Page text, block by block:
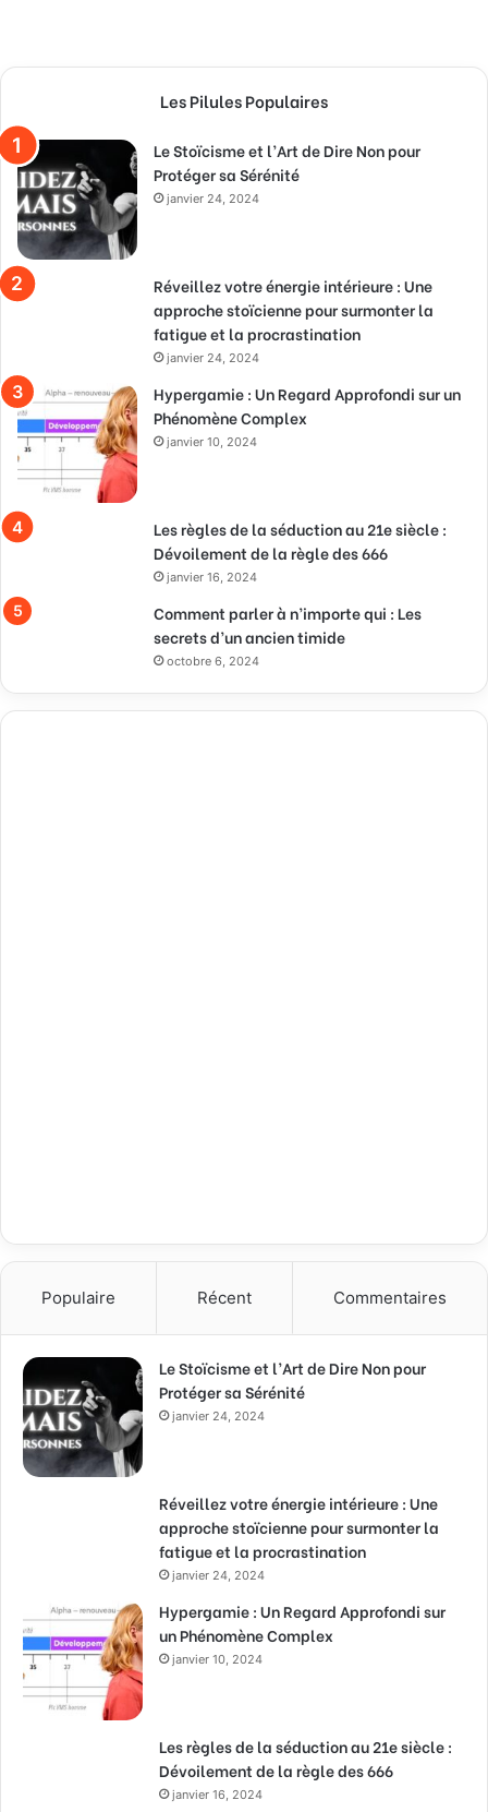
Les Pilules Populaires
Le Stoïcisme et l’Art de Dire Non pour
Protéger sa Sérénité
janvier 24, 2024
Réveillez votre énergie intérieure : Une
approche stoïcienne pour surmonter la
fatigue et la procrastination
janvier 24, 2024
Hypergamie : Un Regard Approfondi sur un
Phénomène Complex
janvier 10, 2024
Les règles de la séduction au 21e siècle :
Dévoilement de la règle des 666
janvier 16, 2024
Comment parler à n’importe qui : Les
secrets d’un ancien timide
octobre 6, 2024
Populaire Récent Commentaires
Le Stoïcisme et l’Art de Dire Non pour
Protéger sa Sérénité
janvier 24, 2024
Réveillez votre énergie intérieure : Une
approche stoïcienne pour surmonter la
fatigue et la procrastination
janvier 24, 2024
Hypergamie : Un Regard Approfondi sur
un Phénomène Complex
janvier 10, 2024
Les règles de la séduction au 21e siècle :
Dévoilement de la règle des 666
janvier 16, 2024